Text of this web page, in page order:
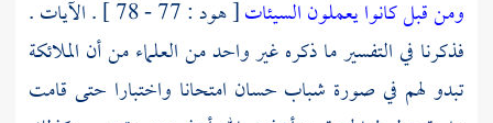
ومن قبل كانوا يعملون السيئات
[ هود : 77 - 78 ] . الآيات .
فذكرنا في التفسير ما ذكره غير واحد من العلماء من أن الملائكة
تبدو لهم في صورة شباب حسان امتحانا واختبارا حتى قامت